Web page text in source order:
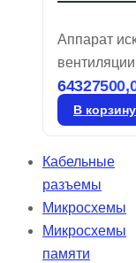
Аппарат
150
настройки
В корзину
Кабельные
разъемы
Микросхемы
Микросхемы
памяти